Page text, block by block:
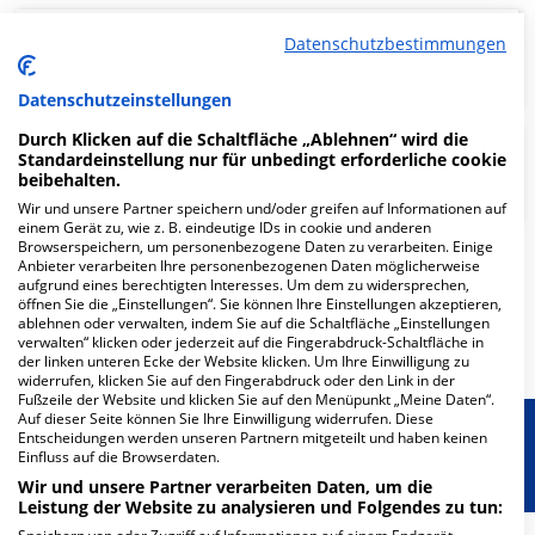
Orthopädie, Unfall- und
Neurologie
WeitereFachabteilungen 10
Mehr Informationen
Besondere Merkmale
Datenschutzbestimmungen
Datenschutzeinstellungen
Durch Klicken auf die Schaltfläche „Ablehnen“ wird die
Standardeinstellung nur für unbedingt erforderliche cookie
beibehalten.
Wir und unsere Partner speichern und/oder greifen auf Informationen auf
einem Gerät zu, wie z. B. eindeutige IDs in cookie und anderen
Browserspeichern, um personenbezogene Daten zu verarbeiten. Einige
Anbieter verarbeiten Ihre personenbezogenen Daten möglicherweise
aufgrund eines berechtigten Interesses. Um dem zu widersprechen,
öffnen Sie die „Einstellungen“. Sie können Ihre Einstellungen akzeptieren,
ablehnen oder verwalten, indem Sie auf die Schaltfläche „Einstellungen
verwalten“ klicken oder jederzeit auf die Fingerabdruck-Schaltfläche in
der linken unteren Ecke der Website klicken. Um Ihre Einwilligung zu
widerrufen, klicken Sie auf den Fingerabdruck oder den Link in der
Fußzeile der Website und klicken Sie auf den Menüpunkt „Meine Daten“.
Auf dieser Seite können Sie Ihre Einwilligung widerrufen. Diese
Entscheidungen werden unseren Partnern mitgeteilt und haben keinen
Einfluss auf die Browserdaten.
Wir und unsere Partner verarbeiten Daten, um die
Leistung der Website zu analysieren und Folgendes zu tun: